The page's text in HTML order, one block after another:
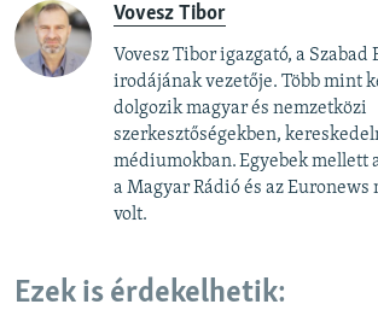
Vovesz Tibor
Vovesz Tibor igazgató, a
irodájának vezetője. Több mint
dolgozik magyar és nemzetközi
szerkesztőségekben,
médiumokban. Egyebek mellett
a Magyar Rádió és az Euronews
volt.
Ezek is érdekelhetik: